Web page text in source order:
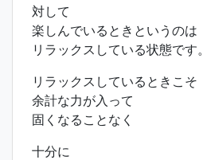
対して
楽しんでいるときというのは
リラックスしている状態です。
リラックスしているときこそ
余計な力が入って
固くなることなく
十分に